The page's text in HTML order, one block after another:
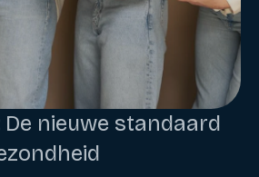
De nieuwe standaard